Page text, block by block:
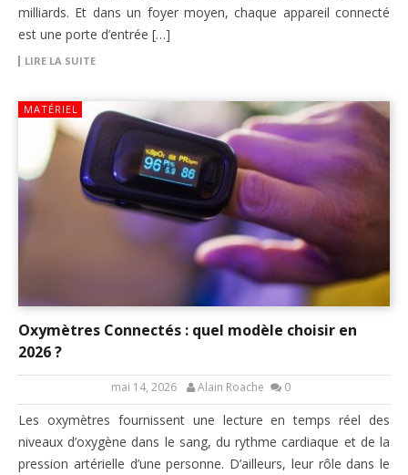
milliards. Et dans un foyer moyen, chaque appareil connecté
est une porte d’entrée […]
LIRE LA SUITE
MATÉRIEL
Oxymètres Connectés : quel modèle choisir en
2026 ?
mai 14, 2026 Alain Roache 0
Les oxymètres fournissent une lecture en temps réel des
niveaux d’oxygène dans le sang, du rythme cardiaque et de la
pression artérielle d’une personne. D’ailleurs, leur rôle dans le